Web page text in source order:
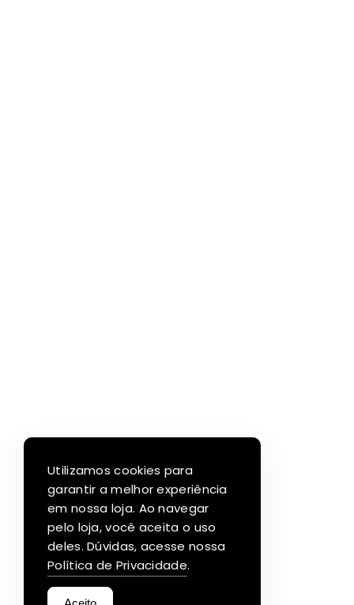
Utilizamos cookies para
garantir a melhor experiência
em nossa loja. Ao navegar
pelo loja, você aceita o uso
deles. Dúvidas, acesse nossa
Política de Privacidade.